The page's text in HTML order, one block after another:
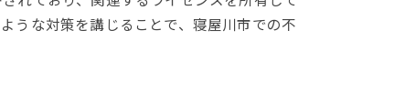
うな対策を講じることで、寝屋川市での不